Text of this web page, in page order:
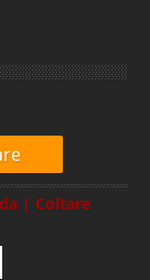
| Coltare